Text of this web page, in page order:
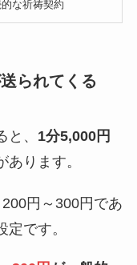
な祈祷契約
られてくる
、 1分5,000円
あります。
円～300円であ
です。